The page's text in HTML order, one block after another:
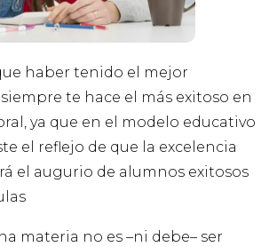
haber tenido el mejor
te hace el más exitoso en
ya que en el modelo educativo
el reflejo de que la excelencia
el augurio de alumnos exitosos
materia no es –ni debe– ser